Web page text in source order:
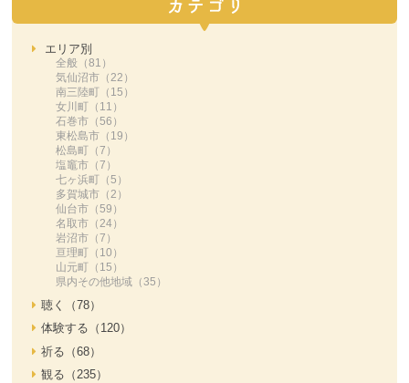
エリア別
全般（81）
気仙沼市（22）
南三陸町（15）
女川町（11）
石巻市（56）
東松島市（19）
松島町（7）
塩竈市（7）
七ヶ浜町（5）
多賀城市（2）
仙台市（59）
名取市（24）
岩沼市（7）
亘理町（10）
山元町（15）
県内その他地域（35）
聴く（78）
体験する（120）
祈る（68）
観る（235）